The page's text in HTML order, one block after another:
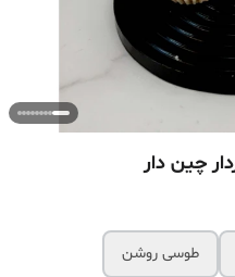
چین دار
طوسی روشن